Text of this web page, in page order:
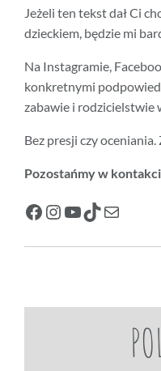
Jeżeli ten tekst dał Ci
dzieckiem, będzie mi
Na Instagramie,
konkretnymi
zabawie i rodzicielstwie
Bez presji czy
Pozostańmy w
Facebook
Instagram
YouTube
TikTok
Mail